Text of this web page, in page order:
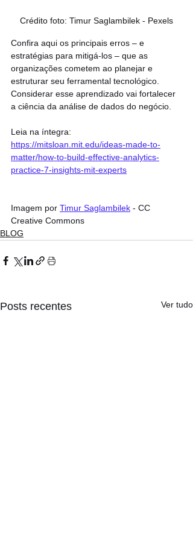
Crédito foto: Timur Saglambilek - Pexels
Confira aqui os principais erros – e
estratégias para mitigá-los – que as
organizações cometem ao planejar e
estruturar seu ferramental tecnológico.
Considerar esse aprendizado vai fortalecer
a ciência da análise de dados do negócio.
Leia na íntegra:
https://mitsloan.mit.edu/ideas-made-to-
matter/how-to-build-effective-analytics-
practice-7-insights-mit-experts
Imagem por Timur Saglambilek - CC
Creative Commons
BLOG
Posts recentes Ver tudo